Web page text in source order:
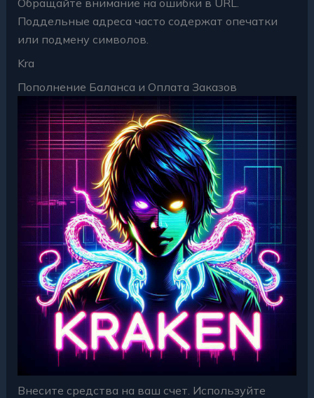
Поддельные адреса часто содержат опечатки
или подмену символов.
Kra
Пополнение Баланса и Оплата Заказов
Внесите средства на ваш счет. Используйте